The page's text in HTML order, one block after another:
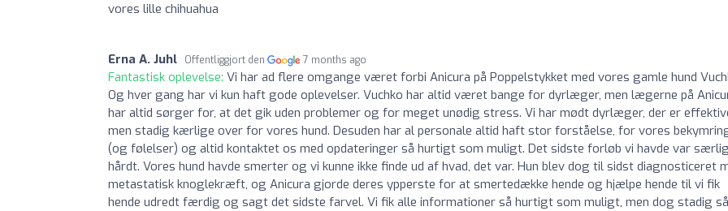
vores lille chihuahua
Erna A. Juhl Offentliggjort den 7 months ago
Fantastisk oplevelse: Vi har ad flere omgange været forbi Anicura på Poppelstykket med vores gamle hund
Og hver gang har vi kun haft gode oplevelser. Vuchko har altid været bange for dyrlæger, men lægerne på
har altid sørger for, at det gik uden problemer og for meget unødig stress. Vi har mødt dyrlæger, der er
men stadig kærlige over for vores hund. Desuden har al personale altid haft stor forståelse, for vores
(og følelser) og altid kontaktet os med opdateringer så hurtigt som muligt. Det sidste forløb vi havde var
hårdt. Vores hund havde smerter og vi kunne ikke finde ud af hvad, det var. Hun blev dog til sidst diagnosticeret
metastatisk knoglekræft, og Anicura gjorde deres ypperste for at smertedække hende og hjælpe hende til vi fik
hende udredt færdig og sagt det sidste farvel. Vi fik alle informationer så hurtigt som muligt, men dog stadig så